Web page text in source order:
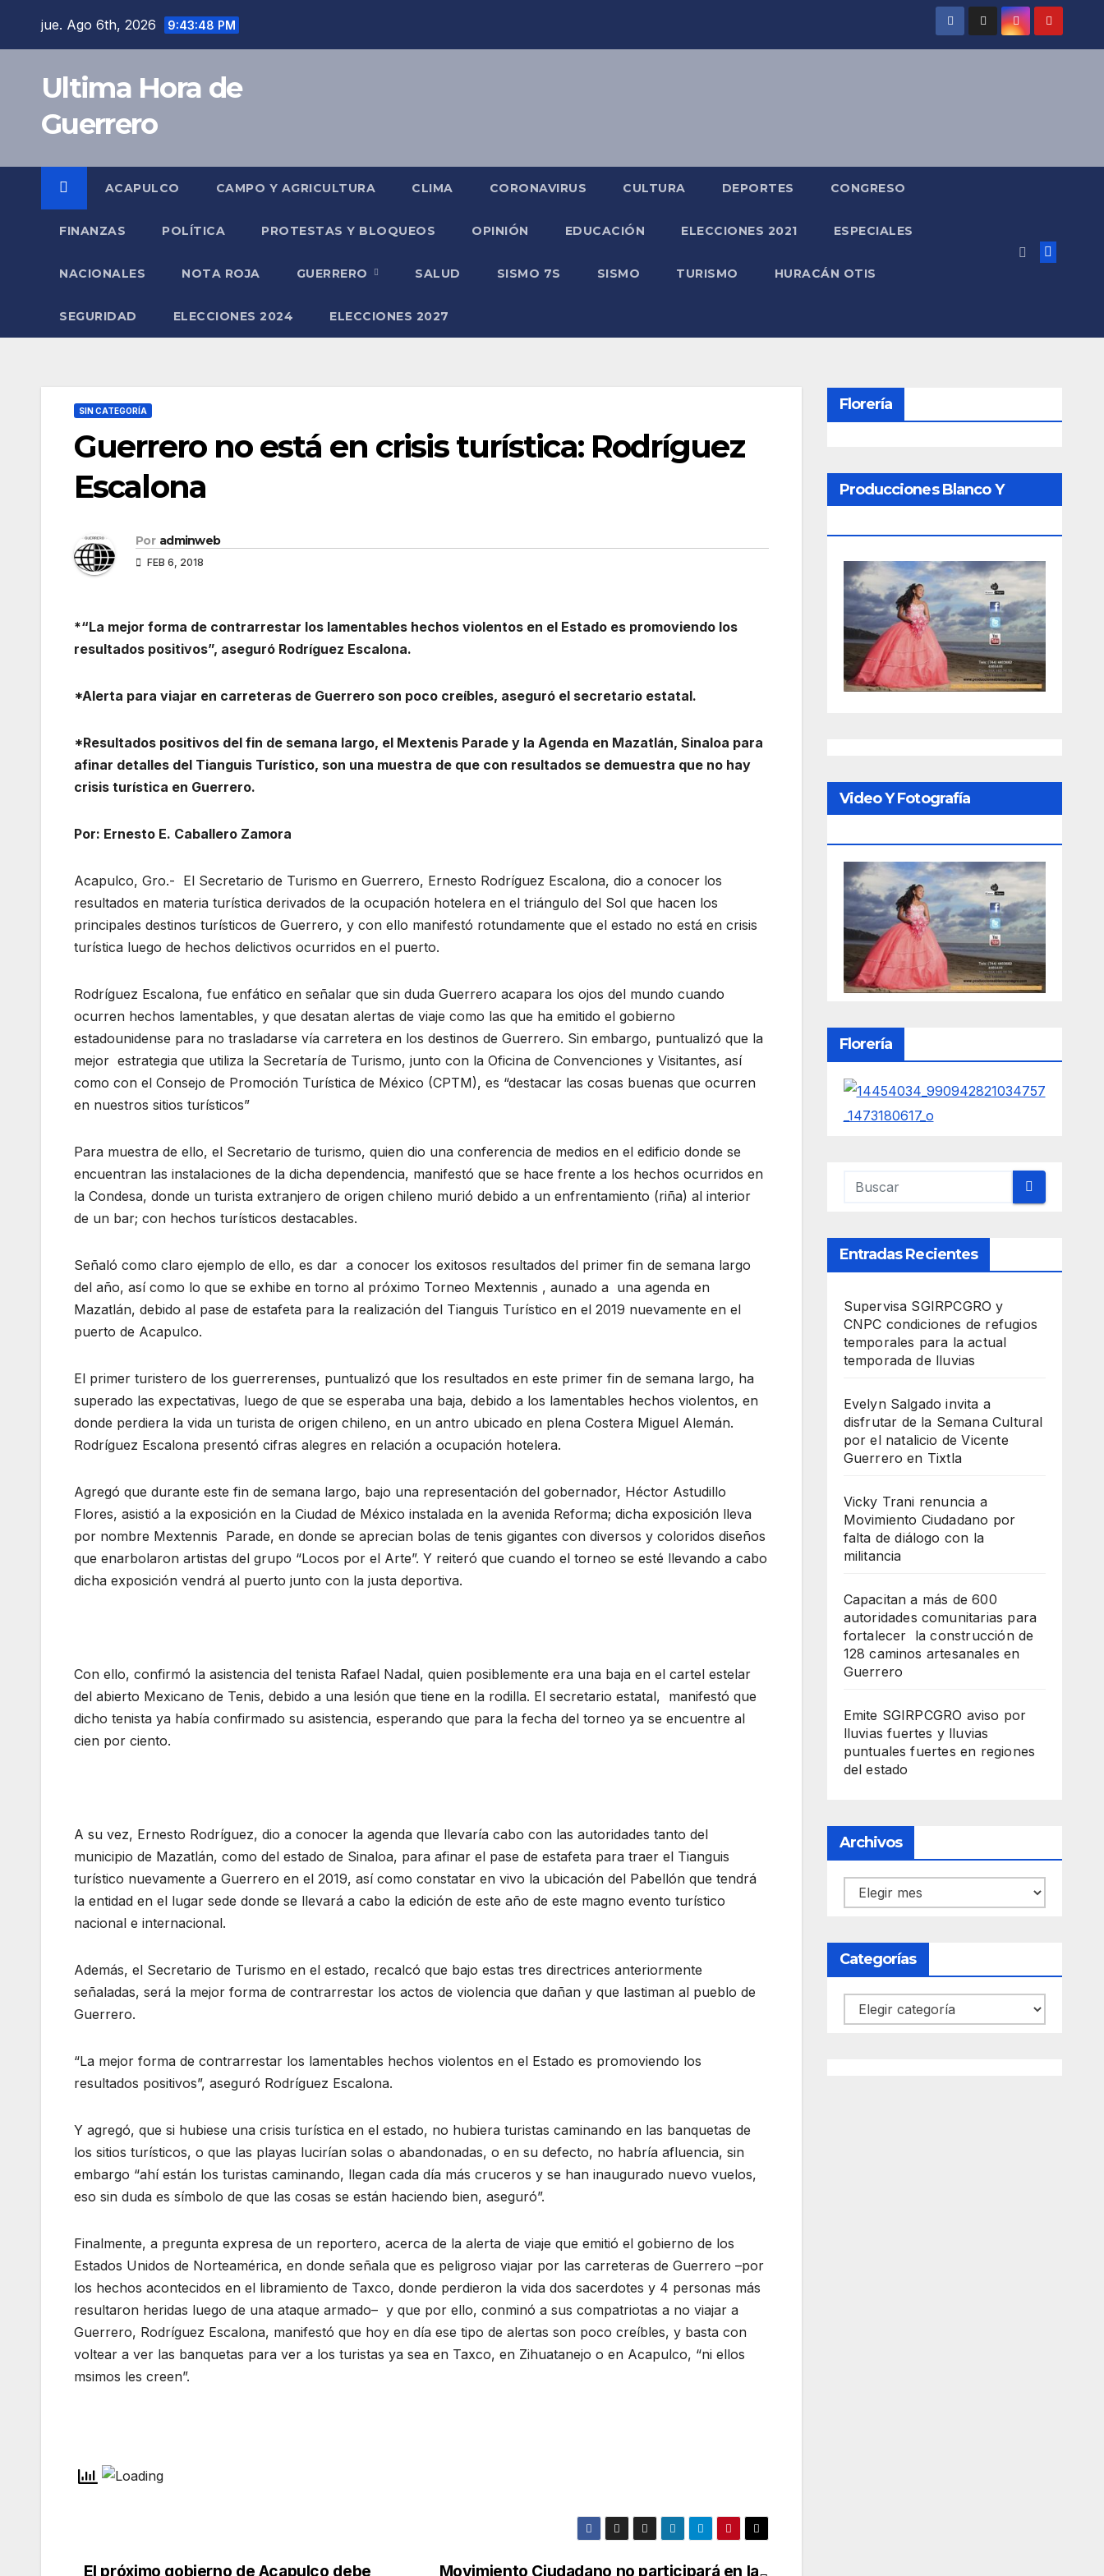
jue. Ago 6th, 2026 9:43:48 PM
Ultima Hora de
Guerrero
ACAPULCO CAMPO Y AGRICULTURA CLIMA CORONAVIRUS CULTURA DEPORTES CONGRESO
FINANZAS POLÍTICA PROTESTAS Y BLOQUEOS OPINIÓN EDUCACIÓN ELECCIONES 2021 ESPECIALES
NACIONALES NOTA ROJA GUERRERO SALUD SISMO 7S SISMO TURISMO HURACÁN OTIS
SEGURIDAD ELECCIONES 2024 ELECCIONES 2027
SIN CATEGORÍA
Guerrero no está en crisis turística: Rodríguez
Escalona
Por adminweb
FEB 6, 2018
*“La mejor forma de contrarrestar los lamentables hechos violentos en el Estado es promoviendo los
resultados positivos”, aseguró Rodríguez Escalona.
*Alerta para viajar en carreteras de Guerrero son poco creíbles, aseguró el secretario estatal.
*Resultados positivos del fin de semana largo, el Mextenis Parade y la Agenda en Mazatlán, Sinaloa para
afinar detalles del Tianguis Turístico, son una muestra de que con resultados se demuestra que no hay
crisis turística en Guerrero.
Por: Ernesto E. Caballero Zamora
Acapulco, Gro.- El Secretario de Turismo en Guerrero, Ernesto Rodríguez Escalona, dio a conocer los
resultados en materia turística derivados de la ocupación hotelera en el triángulo del Sol que hacen los
principales destinos turísticos de Guerrero, y con ello manifestó rotundamente que el estado no está en crisis
turística luego de hechos delictivos ocurridos en el puerto.
Rodríguez Escalona, fue enfático en señalar que sin duda Guerrero acapara los ojos del mundo cuando
ocurren hechos lamentables, y que desatan alertas de viaje como las que ha emitido el gobierno
estadounidense para no trasladarse vía carretera en los destinos de Guerrero. Sin embargo, puntualizó que la
mejor estrategia que utiliza la Secretaría de Turismo, junto con la Oficina de Convenciones y Visitantes, así
como con el Consejo de Promoción Turística de México (CPTM), es “destacar las cosas buenas que ocurren
en nuestros sitios turísticos”
Para muestra de ello, el Secretario de turismo, quien dio una conferencia de medios en el edificio donde se
encuentran las instalaciones de la dicha dependencia, manifestó que se hace frente a los hechos ocurridos en
la Condesa, donde un turista extranjero de origen chileno murió debido a un enfrentamiento (riña) al interior
de un bar; con hechos turísticos destacables.
Señaló como claro ejemplo de ello, es dar a conocer los exitosos resultados del primer fin de semana largo
del año, así como lo que se exhibe en torno al próximo Torneo Mextennis , aunado a una agenda en
Mazatlán, debido al pase de estafeta para la realización del Tianguis Turístico en el 2019 nuevamente en el
puerto de Acapulco.
El primer turistero de los guerrerenses, puntualizó que los resultados en este primer fin de semana largo, ha
superado las expectativas, luego de que se esperaba una baja, debido a los lamentables hechos violentos, en
donde perdiera la vida un turista de origen chileno, en un antro ubicado en plena Costera Miguel Alemán.
Rodríguez Escalona presentó cifras alegres en relación a ocupación hotelera.
Agregó que durante este fin de semana largo, bajo una representación del gobernador, Héctor Astudillo
Flores, asistió a la exposición en la Ciudad de México instalada en la avenida Reforma; dicha exposición lleva
por nombre Mextennis Parade, en donde se aprecian bolas de tenis gigantes con diversos y coloridos diseños
que enarbolaron artistas del grupo “Locos por el Arte”. Y reiteró que cuando el torneo se esté llevando a cabo
dicha exposición vendrá al puerto junto con la justa deportiva.
Con ello, confirmó la asistencia del tenista Rafael Nadal, quien posiblemente era una baja en el cartel estelar
del abierto Mexicano de Tenis, debido a una lesión que tiene en la rodilla. El secretario estatal, manifestó que
dicho tenista ya había confirmado su asistencia, esperando que para la fecha del torneo ya se encuentre al
cien por ciento.
A su vez, Ernesto Rodríguez, dio a conocer la agenda que llevaría cabo con las autoridades tanto del
municipio de Mazatlán, como del estado de Sinaloa, para afinar el pase de estafeta para traer el Tianguis
turístico nuevamente a Guerrero en el 2019, así como constatar en vivo la ubicación del Pabellón que tendrá
la entidad en el lugar sede donde se llevará a cabo la edición de este año de este magno evento turístico
nacional e internacional.
Además, el Secretario de Turismo en el estado, recalcó que bajo estas tres directrices anteriormente
señaladas, será la mejor forma de contrarrestar los actos de violencia que dañan y que lastiman al pueblo de
Guerrero.
“La mejor forma de contrarrestar los lamentables hechos violentos en el Estado es promoviendo los
resultados positivos”, aseguró Rodríguez Escalona.
Y agregó, que si hubiese una crisis turística en el estado, no hubiera turistas caminando en las banquetas de
los sitios turísticos, o que las playas lucirían solas o abandonadas, o en su defecto, no habría afluencia, sin
embargo “ahí están los turistas caminando, llegan cada día más cruceros y se han inaugurado nuevo vuelos,
eso sin duda es símbolo de que las cosas se están haciendo bien, aseguró”.
Finalmente, a pregunta expresa de un reportero, acerca de la alerta de viaje que emitió el gobierno de los
Estados Unidos de Norteamérica, en donde señala que es peligroso viajar por las carreteras de Guerrero –por
los hechos acontecidos en el libramiento de Taxco, donde perdieron la vida dos sacerdotes y 4 personas más
resultaron heridas luego de una ataque armado– y que por ello, conminó a sus compatriotas a no viajar a
Guerrero, Rodríguez Escalona, manifestó que hoy en día ese tipo de alertas son poco creíbles, y basta con
voltear a ver las banquetas para ver a los turistas ya sea en Taxco, en Zihuatanejo o en Acapulco, “ni ellos
msimos les creen”.
Movimiento Ciudadano no participará en la
El próximo gobierno de Acapulco debe
Florería
Producciones Blanco Y
Video Y Fotografía
Florería
Entradas Recientes
Supervisa SGIRPCGRO y
CNPC condiciones de refugios
temporales para la actual
temporada de lluvias
Evelyn Salgado invita a
disfrutar de la Semana Cultural
por el natalicio de Vicente
Guerrero en Tixtla
Vicky Trani renuncia a
Movimiento Ciudadano por
falta de diálogo con la
militancia
Capacitan a más de 600
autoridades comunitarias para
fortalecer la construcción de
128 caminos artesanales en
Guerrero
Emite SGIRPCGRO aviso por
lluvias fuertes y lluvias
puntuales fuertes en regiones
del estado
Archivos
Archivos
Categorías
Categorías